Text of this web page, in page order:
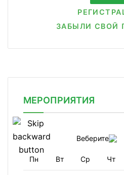
ЗАБЫЛИ СВОЙ
МЕРОПРИЯТИЯ
Веберите
Пн Вт Ср Чт